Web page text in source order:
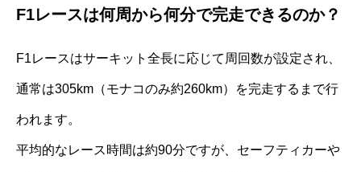
F1レースは何周から何分で完走できるのか？
F1レースはサーキット全長に応じて周回数が設定され、
通常は305km（モナコのみ約260km）を完走するまで行
われます。
平均的なレース時間は約90分ですが、セーフティカーや